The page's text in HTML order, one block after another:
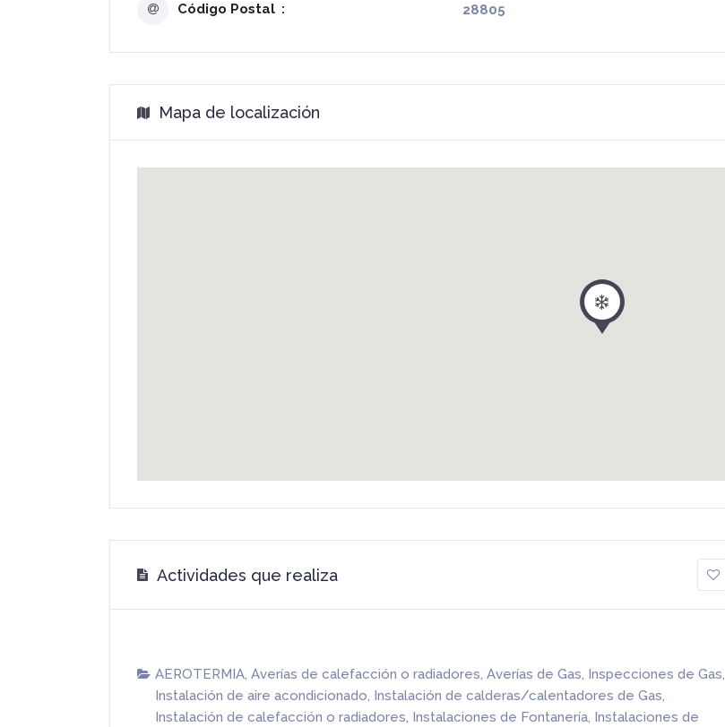
Código Postal 28805
Mapa de localización
Actividades que realiza
AEROTERMIA, Averías de calefacción o radiadores, Averías de Gas, Inspecciones de Gas,
Instalación de aire acondicionado, Instalación de calderas/calentadores de Gas,
Instalación de calefacción o radiadores, Instalaciones de Fontanería, Instalaciones de